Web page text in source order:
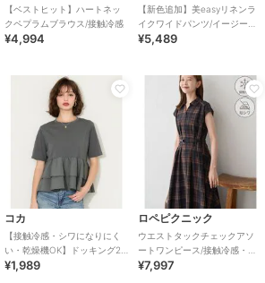
【ベストヒット】ハートネッ
クペプラムブラウス/接触冷感
¥4,994
【新色追加】美easyリネンラ
イクワイドパンツ/イージーケ
ア・接触冷感・セットアップ
¥5,489
コカ
【接触冷感・シワになりにく
い・乾燥機OK】ドッキング2
段フリルTシャツ 全2色
¥1,989
ロペピクニック
ウエストタックチェックアソ
ートワンピース/接触冷感・防
シワ・リンクコーデ
¥7,997